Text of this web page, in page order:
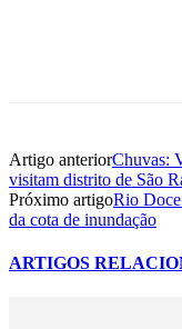
Artigo anteriorChuvas:
visitam distrito de São
Próximo artigoRio Doce
da cota de inundação
ARTIGOS